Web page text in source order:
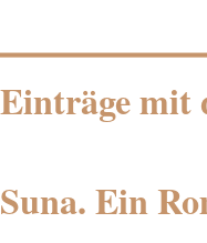
Einträge mit
Suna. Ein